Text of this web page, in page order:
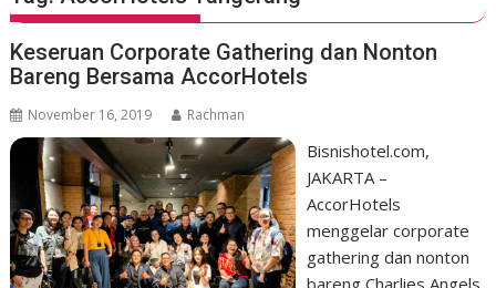
Keseruan Corporate Gathering dan Nonton
Bareng Bersama AccorHotels
November 16, 2019 Rachman
Bisnishotel.com,
JAKARTA –
AccorHotels
menggelar corporate
gathering dan nonton